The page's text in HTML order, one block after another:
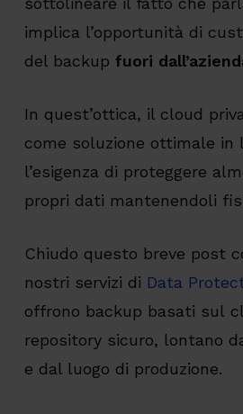
implica l’opportunità di
del backup fuori
In quest’ottica, il cloud
come soluzione ottimale in
l’esigenza di proteggere
propri dati mantenendoli
Chiudo questo breve post
nostri servizi di Data
offrono backup basati sul
repository sicuro, lontano
e dal luogo di produzione.